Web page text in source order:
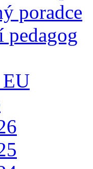
poradce
pedagog